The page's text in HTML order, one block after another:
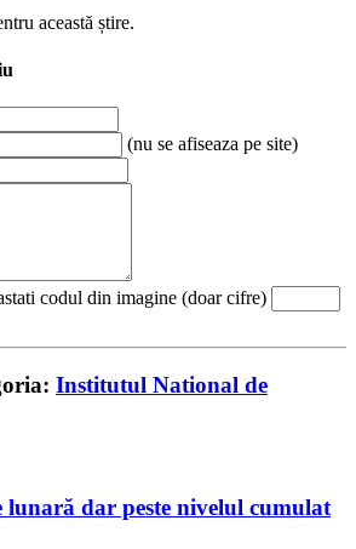
această știre.
(nu se afiseaza pe site)
codul din imagine (doar cifre)
Institutul National de
lunară dar peste nivelul cumulat